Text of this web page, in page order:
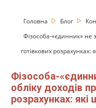
Головна Блог
Фізособа-«єдинник» не
готівкових розрахунках:
Фізособа-
обліку доходів
розрахунках: